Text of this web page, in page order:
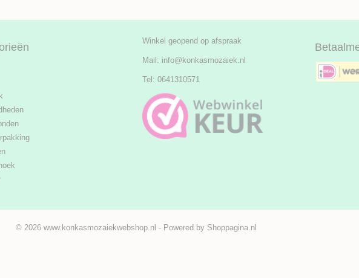
Winkel geopend op afspraak
Mail: info@konkasmozaiek.nl
Tel: 0641310571
© 2026 www.konkasmozaiekwebshop.nl - Powered by Shoppagina.nl